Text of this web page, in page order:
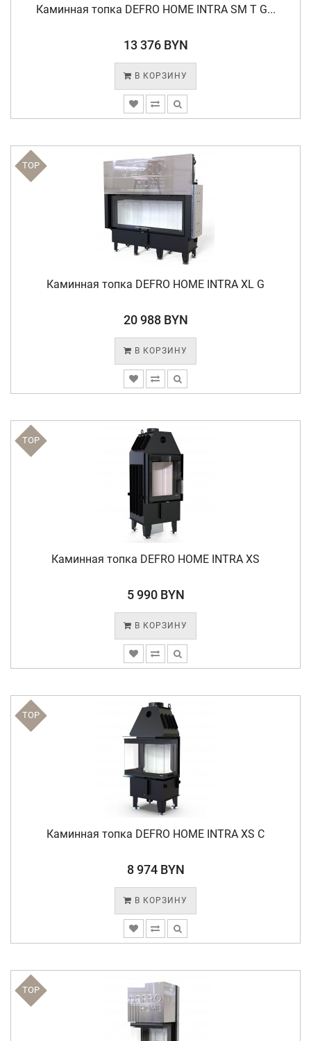
Каминная топка DEFRO HOME INTRA SM T G...
13 376 BYN
В КОРЗИНУ
TOP
Каминная топка DEFRO HOME INTRA XL G
20 988 BYN
В КОРЗИНУ
TOP
Каминная топка DEFRO HOME INTRA XS
5 990 BYN
В КОРЗИНУ
TOP
Каминная топка DEFRO HOME INTRA XS C
8 974 BYN
В КОРЗИНУ
TOP